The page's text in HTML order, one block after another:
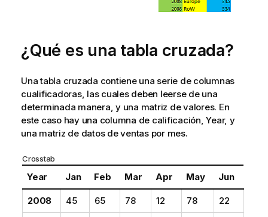
¿Qué es una tabla cruzada?
Una tabla cruzada contiene una serie de columnas
cualificadoras, las cuales deben leerse de una
determinada manera, y una matriz de valores. En
este caso hay una columna de calificación,Year, y
una matriz de datos de ventas por mes.
Crosstab
Year Jan Feb Mar Apr May Jun
2008 45 65 78 12 78 22